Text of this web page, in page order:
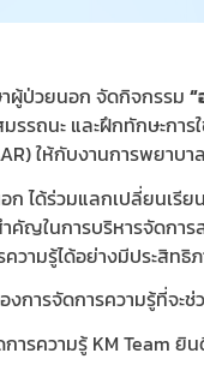
ผู้ป่วยนอก จัดกิจกรรม “
รถนะ และฝึกทักษะการ
ให้กับงานการพยาบ
ได้ร่วมแลกเปลี่ยนเรีย
คัญในการบริหารจัดกา
วามรู้ได้อย่างมีประสิทธิ
ารจัดการความรู้ที่จะช่
รความรู้ KM Team